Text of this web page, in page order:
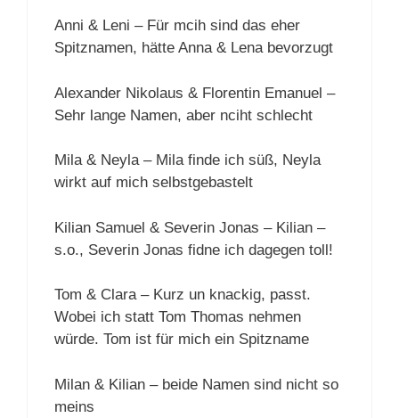
Anni & Leni – Für mcih sind das eher
Spitznamen, hätte Anna & Lena bevorzugt
Alexander Nikolaus & Florentin Emanuel –
Sehr lange Namen, aber nciht schlecht
Mila & Neyla – Mila finde ich süß, Neyla
wirkt auf mich selbstgebastelt
Kilian Samuel & Severin Jonas – Kilian –
s.o., Severin Jonas fidne ich dagegen toll!
Tom & Clara – Kurz un knackig, passt.
Wobei ich statt Tom Thomas nehmen
würde. Tom ist für mich ein Spitzname
Milan & Kilian – beide Namen sind nicht so
meins